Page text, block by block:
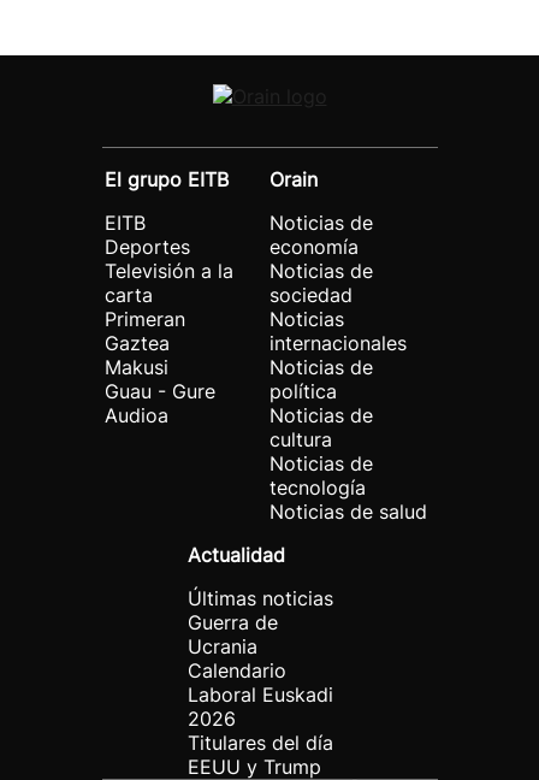
El grupo EITB
EITB
Deportes
Televisión a la
carta
Primeran
Gaztea
Makusi
Guau - Gure
Audioa
Orain
Noticias de
economía
Noticias de
sociedad
Noticias
internacionales
Noticias de
política
Noticias de
cultura
Noticias de
tecnología
Noticias de salud
Actualidad
Últimas noticias
Guerra de
Ucrania
Calendario
Laboral Euskadi
2026
Titulares del día
EEUU y Trump